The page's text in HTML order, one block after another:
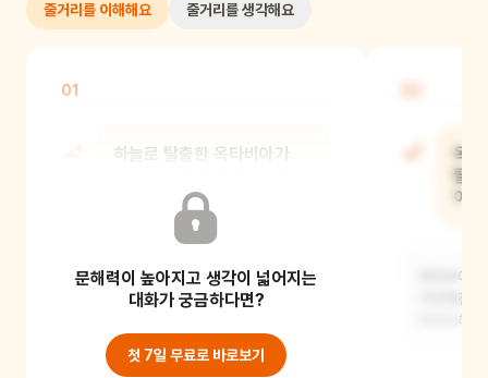
줄거리를 이해해요 줄거리를 생각해요
01
하늘로 탈출한 옥타비아가
물고 온 것은 뭐였을까?
가족들은 그것을
옥타비아는 씨앗을 물고 돌아왔어요.
심었지요. 씨앗은
문해력이 높아지고 생각이 넓어지는
대화가 궁금하다면?
첫 7일 무료로 바로보기
옥
탈
어
옥타비아
거대해진
이야기해